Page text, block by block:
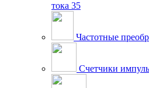
тока 35
Частотные
Счетчики